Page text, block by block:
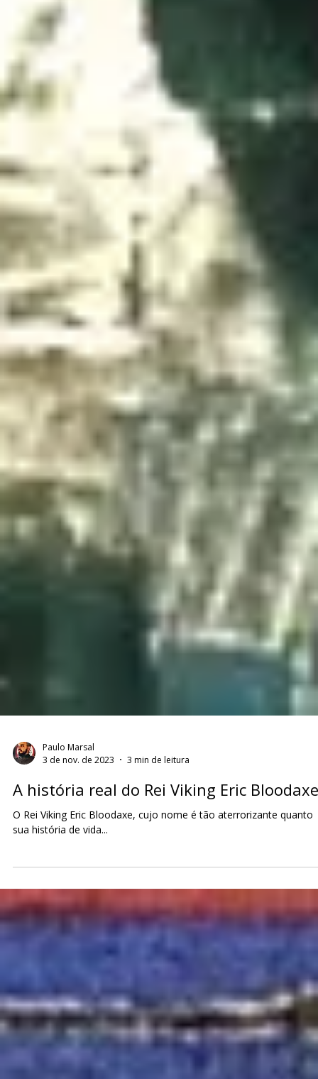
Paulo Marsal
3 de nov. de 2023
3 min de leitura
A história real do Rei Viking Eric Bloodaxe